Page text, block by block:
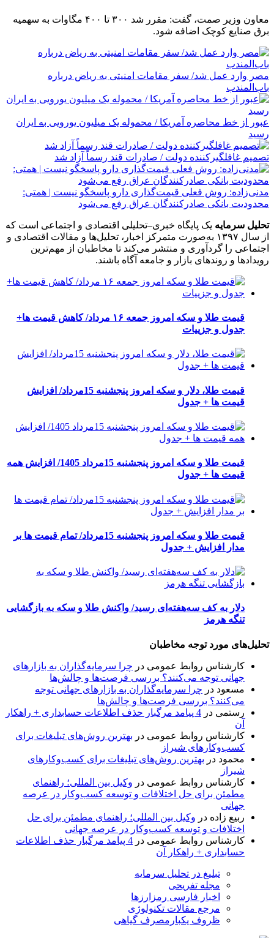
معاون وزیر صمت، گفت: مقرر شد ۳۰۰ تا ۴۰۰ مگاوات به سهمیه
برق صنایع کوچک اضافه شود.
مصر وارد عمل شد/ سفر مقامات امنیتی به ریاض درباره
باب‌المندب
عبور از خط محاصره آمریکا / محموله یک میلیون یورویی به ایران
رسید
تصمیم غافلگیرکننده دولت / صادرات قند رسماً آزاد شد
مدنی‌زاده: روش فعلی قیمت‌گذاری دارو پاسخگو نیست | همتی:
محدودیت بانکی صادرکنندگان عراق رفع می‌شود
تحلیل سرمایه یک پایگاه خبری–تحلیلی اقتصادی و اجتماعی است که
از سال ۱۳۹۷ به‌صورت متمرکز اخبار، تحلیل‌ها و مقالات اقتصادی و
اجتماعی را گردآوری و منتشر می‌کند تا مخاطبان از مهم‌ترین
رویدادها و روندهای بازار و جامعه آگاه باشند.
قیمت طلا و سکه امروز جمعه ۱۶ مرداد/ کاهش قیمت ها+
جدول و جزییات
قیمت طلا، دلار و سکه امروز پنجشنبه 15مرداد/ افزایش
قیمت ها + جدول
قیمت طلا و سکه امروز پنجشنبه 15مرداد 1405/ افزایش همه
قیمت ها + جدول
قیمت طلا و سکه امروز پنجشنبه 15مرداد/ تمام قیمت ها بر
مدار افزایش + جدول
دلار به کف سه‌هفته‌ای رسید/ واکنش طلا و سکه به بازگشایی
تنگه هرمز
تحلیل‌های مورد توجه مخاطبان
کارشناس روابط عمومی در چرا سرمایه‌گذاران به بازارهای
جهانی توجه می‌کنند؟ بررسی فرصت‌ها و چالش‌ها
مسعود در چرا سرمایه‌گذاران به بازارهای جهانی توجه
می‌کنند؟ بررسی فرصت‌ها و چالش‌ها
رستمی در
4 پیامد مرگبار حذف اطلاعات حسابداری + راهکار
آن
کارشناس روابط عمومی در بهترین روش‌های تبلیغات برای
کسب‌وکارهای شیراز
محمود در بهترین روش‌های تبلیغات برای کسب‌وکارهای
شیراز
کارشناس روابط عمومی در وکیل بین المللی؛ راهنمای
مطمئن برای حل اختلافات و توسعه کسب‌وکار در عرصه
جهانی
ربیع زاده در وکیل بین المللی؛ راهنمای مطمئن برای حل
اختلافات و توسعه کسب‌وکار در عرصه جهانی
کارشناس روابط عمومی در
4 پیامد مرگبار حذف اطلاعات
حسابداری + راهکار آن
تبلیغ در تحلیل سرمایه
مجله تفریحی
اخبار فارسی رمزارزها
مرجع مقالات تکنولوژی
ظروف یکبارمصرف گیاهی